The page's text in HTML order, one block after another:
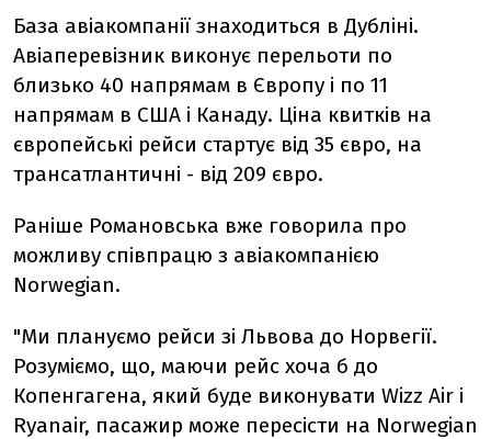
База авіакомпанії знаходиться в Дубліні.
Авіаперевізник виконує перельоти по
близько 40 напрямам в Європу і по 11
напрямам в США і Канаду. Ціна квитків на
європейські рейси стартує від 35 євро, на
трансатлантичні - від 209 євро.
Раніше Романовська вже говорила про
можливу співпрацю з авіакомпанією
Norwegian.
"Ми плануємо рейси зі Львова до Норвегії.
Розуміємо, що, маючи рейс хоча б до
Копенгагена, який буде виконувати Wizz Air і
Ryanair, пасажир може пересісти на Norwegian